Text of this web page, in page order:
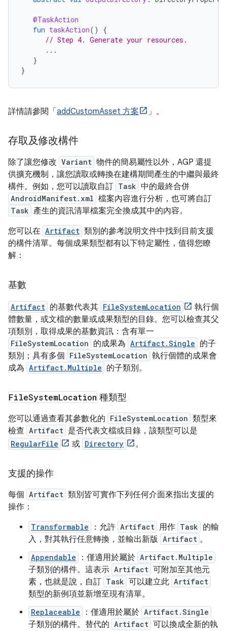
@TaskAction
fun taskAction()
{
// Step 4. Generate your resources.
...
}
}
詳情請參閱「 addCustomAsset 方案 」。
存取及修改構件
除了讓您修改 Variant 物件的簡易屬性以外，AGP 還提
供擴充機制，讓您讀取或轉換在建構期間產生的中繼與最終
構件。例如，您可以讀取自訂 Task 中的最終合併
AndroidManifest.xml 檔案內容進行分析，也可將自訂
Task 產生的資訊清單檔案完全換成其中的內容。
您可以在 Artifact 類別的參考說明文件中找到目前支援
的構件清單。每個成果類型都有以下特定屬性，值得您瞭
解：
基數
Artifact 的基數代表其 FileSystemLocation
執行個
體數量，或文檔的數量或成果類型的目錄。您可以檢查其父
項類別，取得成果的基數資訊：含有單一
FileSystemLocation 的成果為 Artifact.Single 的子
類別；具有多個 FileSystemLocation 執行個體的成果會
成為 Artifact.Multiple 的子類別。
FileSystemLocation 種類型
您可以通過查看其參數化的 FileSystemLocation 類型來
檢查 Artifact 是否代表文檔或目錄，該類型可以是
RegularFile 或 Directory 。
支援的操作
每個 Artifact 類別皆可實作下列任何介面來指出支援的
操作：
Transformable ：允許 Artifact 用作 Task 的輸
入，對其執行任意轉換，並輸出新版 Artifact 。
Appendable ：僅適用於屬於 Artifact.Multiple
子類別的構件。這表示 Artifact 可附加至其他元
素，也就是說，自訂 Task 可以建立此 Artifact
類型的新例項並新增至現有清單。
Replaceable ：僅適用於屬於 Artifact.Single
子類別的構件。替代的 Artifact 可以換成全新的執